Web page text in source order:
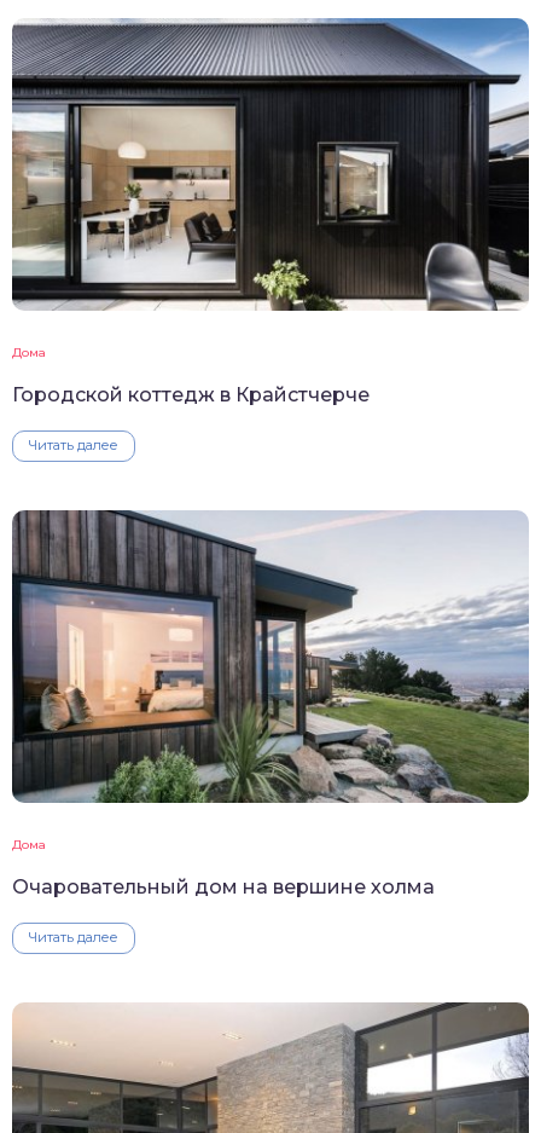
Дома
Городской коттедж в Крайстчерче
Читать далее
Дома
Очаровательный дом на вершине холма
Читать далее